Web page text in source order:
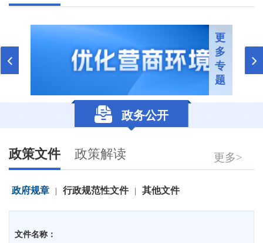
更
多
专
题
政务公开
政策文件 政策解读 更多>
政府规章 | 行政规范性文件 | 其他文件
文件名称：